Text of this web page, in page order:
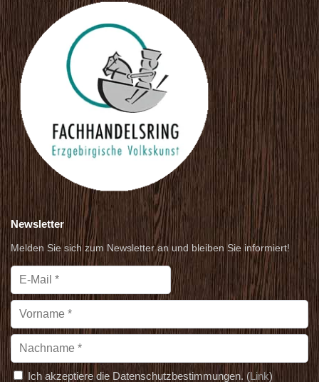
Newsletter
Melden Sie sich zum Newsletter an und bleiben Sie informiert!
Ich akzeptiere die Datenschutzbestimmungen. (Link)